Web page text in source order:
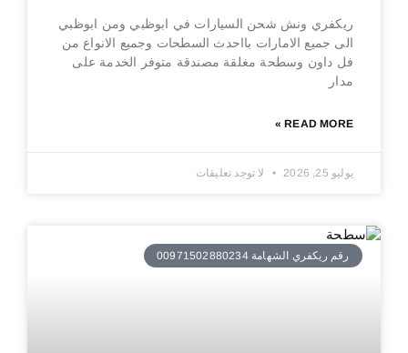
ريكفري ونش شحن السيارات في ابوظبي ومن ابوظبي
الى جميع الامارات بااحدث السطحات وجميع الانواع من
فل داون وسطحة مغلقة مصندقة متوفر الخدمة على
مدار
READ MORE »
يوليو 25, 2026 لا توجد تعليقات
رقم ريكفري الشهامة 00971502880234